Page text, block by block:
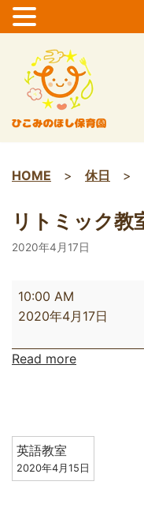
ン
テ
ツ
ス
プ
HOME > 休日 >
リトミック教
2020年4月17日
10:00 AM
2020年4月17日
Read more
英語教室
2020年4月15日